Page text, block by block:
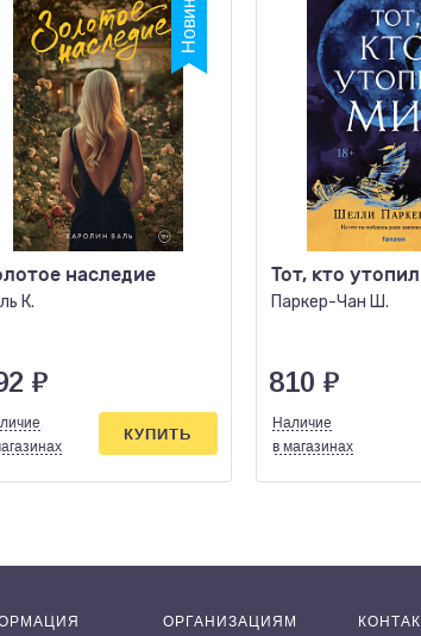
наследие
К.
₽
КУПИТЬ
Тот, кто
Паркер-Чан Ш.
810 ₽
Наличие
в магазинах
ОРГАНИЗАЦИЯМ